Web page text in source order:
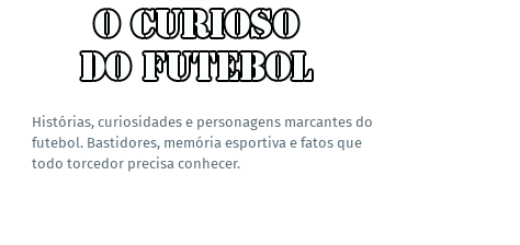
Histórias, curiosidades e personagens marcantes do
futebol. Bastidores, memória esportiva e fatos que
todo torcedor precisa conhecer.